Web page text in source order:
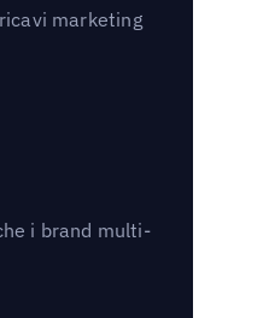
marketing
i brand multi-